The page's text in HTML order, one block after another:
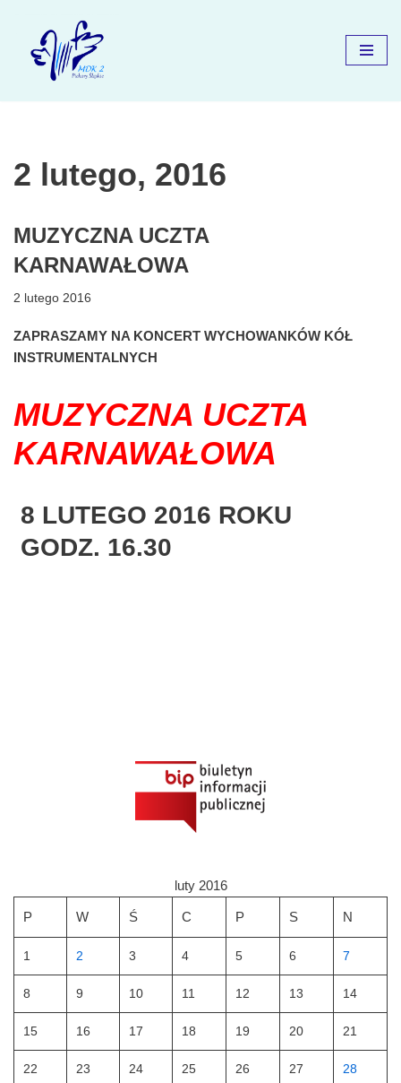
Przejdź
2 lutego, 2016
MUZYCZNA UCZTA
KARNAWAŁOWA
2 lutego 2016
ZAPRASZAMY NA KONCERT WYCHOWANKÓW KÓŁ
INSTRUMENTALNYCH
MUZYCZNA UCZTA
KARNAWAŁOWA
8 LUTEGO 2016 ROKU
GODZ. 16.30
luty 2016
P W Ś C P S N
1 2 3 4 5 6 7
8 9 10 11 12 13 14
15 16 17 18 19 20 21
22 23 24 25 26 27 28